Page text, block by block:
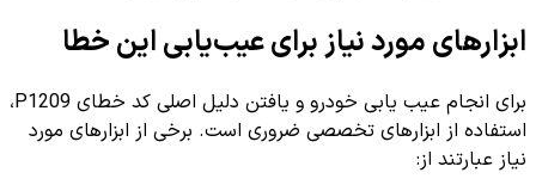
ابزارهای مورد نیاز برای عیب‌یابی این خطا
برای انجام عیب یابی خودرو و یافتن دلیل اصلی کد خطای P1209،
استفاده از ابزارهای تخصصی ضروری است. برخی از ابزارهای مورد
نیاز عبارتند از: